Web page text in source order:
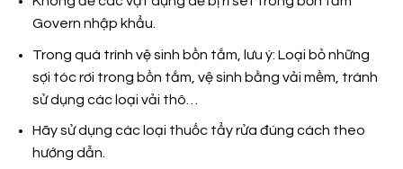
Govern nhập khẩu.
Trong quá trình vệ sinh bồn tắm, lưu ý: Loại bỏ những
sợi tóc rơi trong bồn tắm, vệ sinh bằng vải mềm, tránh
sử dụng các loại vải thô…
Hãy sử dụng các loại thuốc tẩy rửa đúng cách theo
hướng dẫn.